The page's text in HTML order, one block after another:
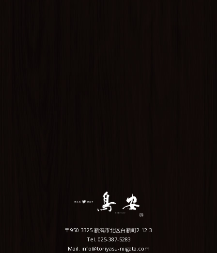
〒950-3325 新潟市北区白新町2-12-3
Tel. 025-387-5283
Mail. info@toriyasu-niigata.com